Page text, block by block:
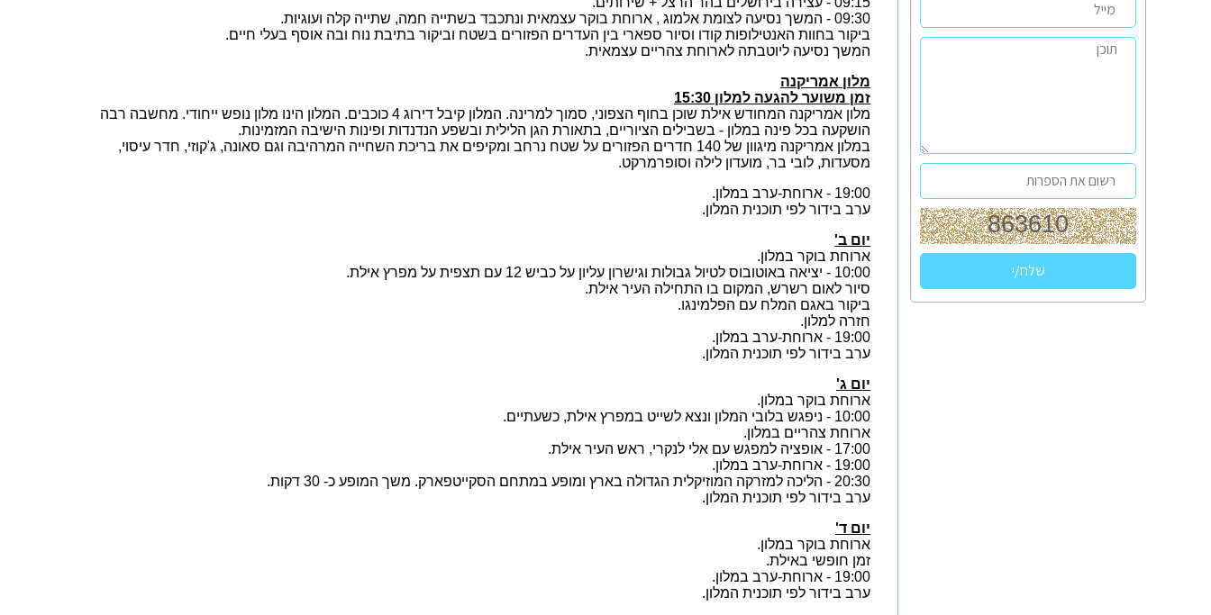
09:30 - המשך נסיעה לצומת אלמוג , ארוחת בוקר עצמאית ונתכבד בשתייה חמה, שתייה קלה ועוגיות.
ביקור בחוות האנטילופות קודו וסיור ספארי בין העדרים הפזורים בשטח וביקור בתיבת נוח ובה אוסף בעלי חיים.
המשך נסיעה ליוטבתה לארוחת צהריים עצמאית.
מלון אמריקנה
זמן משוער להגעה למלון 15:30
מלון אמריקנה המחודש אילת שוכן בחוף הצפוני, סמוך למרינה. המלון קיבל דירוג 4 כוכבים. המלון הינו מלון נופש ייחודי. מחשבה רבה
הושקעה בכל פינה במלון - בשבילים הציוריים, בתאורת הגן הלילית ובשפע הנדנדות ופינות הישיבה המזמינות.
במלון אמריקנה מיגוון של 140 חדרים הפזורים על שטח נרחב ומקיפים את בריכת השחייה המרהיבה וגם סאונה, ג'קוזי, חדר עיסוי,
מסעדות, לובי בר, מועדון לילה וסופרמרקט.
19:00 - ארוחת-ערב במלון.
ערב בידור לפי תוכנית המלון.
יום ב'
ארוחת בוקר במלון.
10:00 - יציאה באוטובוס לטיול גבולות וגישרון עליון על כביש 12 עם תצפית על מפרץ אילת.
סיור לאום רשרש, המקום בו התחילה העיר אילת.
ביקור באגם המלח עם הפלמינגו.
חזרה למלון.
19:00 - ארוחת-ערב במלון.
ערב בידור לפי תוכנית המלון.
יום ג'
ארוחת בוקר במלון.
10:00 - ניפגש בלובי המלון ונצא לשייט במפרץ אילת, כשעתיים.
ארוחת צהריים במלון.
17:00 - אופציה למפגש עם אלי לנקרי, ראש העיר אילת.
19:00 - ארוחת-ערב במלון.
20:30 - הליכה למזרקה המוזיקלית הגדולה בארץ ומופע במתחם הסקייטפארק. משך המופע כ- 30 דקות.
ערב בידור לפי תוכנית המלון.
יום ד'
ארוחת בוקר במלון.
זמן חופשי באילת.
19:00 - ארוחת-ערב במלון.
ערב בידור לפי תוכנית המלון.